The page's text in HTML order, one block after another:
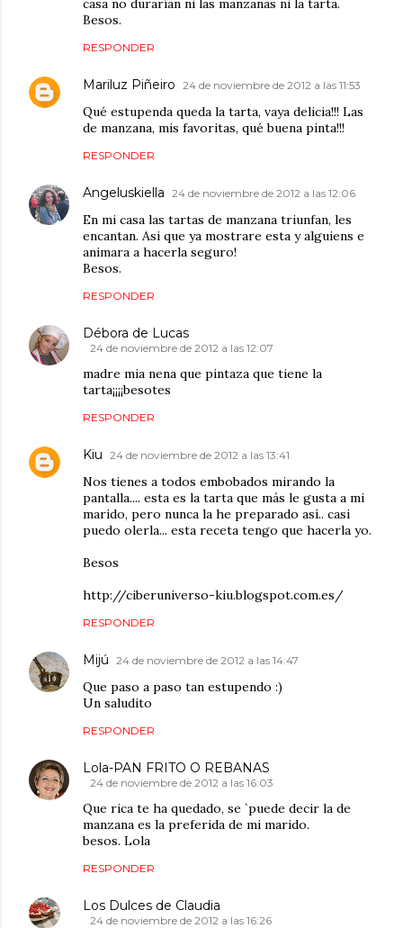
Besos.
RESPONDER
Mariluz Piñeiro 24 de noviembre de 2012 a las 11:53
Qué estupenda queda la tarta, vaya delicia!!! Las
de manzana, mis favoritas, qué buena pinta!!!
RESPONDER
Angeluskiella 24 de noviembre de 2012 a las 12:06
En mi casa las tartas de manzana triunfan, les
encantan. Asi que ya mostrare esta y alguiens e
animara a hacerla seguro!
Besos.
RESPONDER
Débora de Lucas
24 de noviembre de 2012 a las 12:07
madre mia nena que pintaza que tiene la
tarta¡¡¡¡besotes
RESPONDER
Kiu 24 de noviembre de 2012 a las 13:41
Nos tienes a todos embobados mirando la
pantalla.... esta es la tarta que más le gusta a mi
marido, pero nunca la he preparado así.. casi
puedo olerla... esta receta tengo que hacerla yo.
Besos
http://ciberuniverso-kiu.blogspot.com.es/
RESPONDER
Mijú 24 de noviembre de 2012 a las 14:47
Que paso a paso tan estupendo :)
Un saludito
RESPONDER
Lola-PAN FRITO O REBANAS
24 de noviembre de 2012 a las 16:03
Que rica te ha quedado, se `puede decir la de
manzana es la preferida de mi marido.
besos. Lola
RESPONDER
Los Dulces de Claudia
24 de noviembre de 2012 a las 16:26